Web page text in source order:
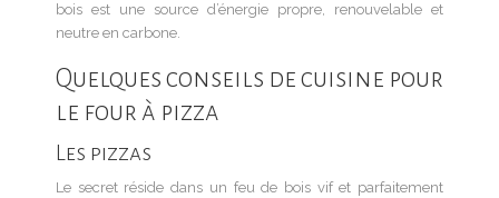
bois est une source d’énergie propre, renouvelable et
neutre en carbone.
Quelques conseils de cuisine pour
le four à pizza
Les pizzas
Le secret réside dans un feu de bois vif et parfaitement